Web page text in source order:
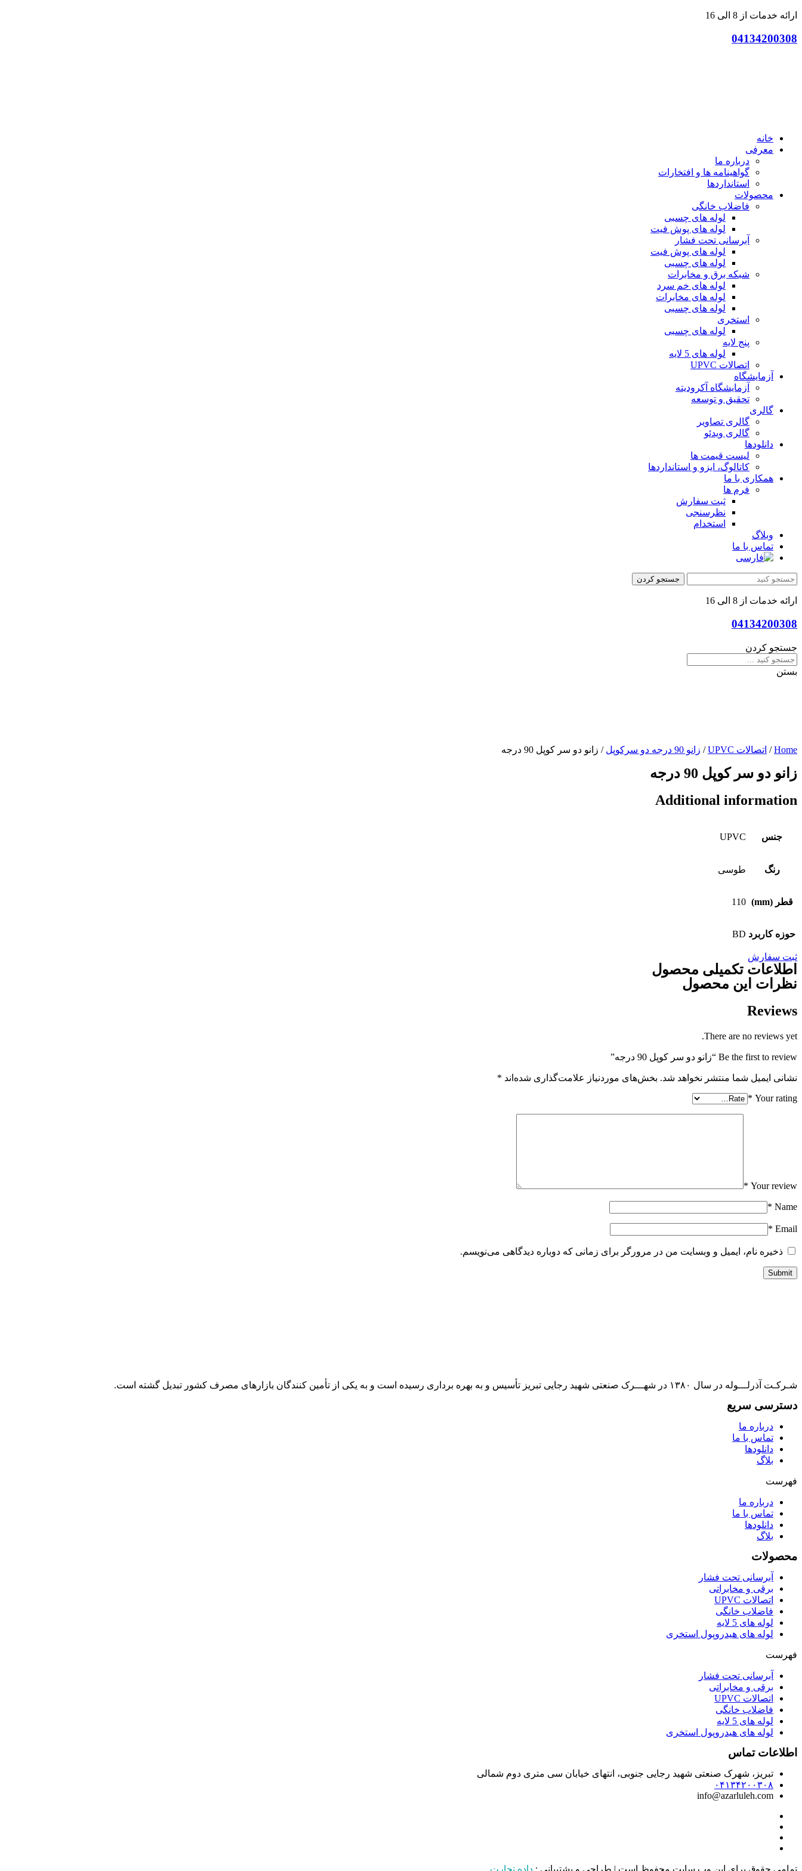
پرش
محتوا
ارائه خدمات از 8 الی 16
04134200308
خانه
معرفی
درباره ما
گواهینامه ها و افتخارات
استانداردها
محصولات
فاضلاب خانگی
لوله های چسبی
لوله های پوش فیت
آبرسانی تحت فشار
لوله های پوش فیت
لوله های چسبی
شبکه برق و مخابرات
لوله های خم سرد
لوله های مخابرات
لوله های چسبی
استخری
لوله های چسبی
پنج لایه
لوله های 5 لایه
اتصالات UPVC
آزمایشگاه
آزمایشگاه آکرودیته
تحقیق و توسعه
گالری
گالری تصاویر
گالری ویدئو
دانلودها
لیست قیمت ها
کاتالوگ، ایزو و استانداردها
همکاری با ما
فرم ها
ثبت سفارش
نظرسنجی
استخدام
وبلاگ
تماس با ما
جستجو کردن
ارائه خدمات از 8 الی 16
04134200308
جستجو کردن
بستن
Home
/ اتصالات UPVC / زانو 90 درجه دو سرکوپل / زانو دو سر کوپل 90 درجه
زانو دو سر کوپل 90 درجه
Additional information
جنس UPVC
رنگ طوسی
قطر (mm) 110
حوزه کاربرد BD
ثبت سفارش
اطلاعات تکمیلی محصول
نظرات این محصول
Reviews
There are no reviews yet.
Be the first to review “زانو دو سر کوپل 90 درجه”
نشانی ایمیل شما منتشر نخواهد شد. بخش‌های موردنیاز علامت‌گذاری شده‌اند *
Your rating
*
Your review
*
Name
*
Email
*
ذخیره نام، ایمیل و وبسایت من در مرورگر برای زمانی که دوباره دیدگاهی می‌نویسم.
شـرکـت آذرلـــوله در سال ۱۳۸۰ در شهـــرک صنعتی شهید رجایی تبریز تأسیس و به بهره برداری رسیده است و به یکی از تأمین کنندگان بازارهای مصرف کشور تبدیل گشته است.
دسترسی سریع
درباره ما
تماس با ما
دانلودها
بلاگ
فهرست
درباره ما
تماس با ما
دانلودها
بلاگ
محصولات
آبرسانی تحت فشار
برقی و مخابراتی
اتصالات UPVC
فاضلاب خانگی
لوله های 5 لایه
لوله های هیدروپول استخری
فهرست
آبرسانی تحت فشار
برقی و مخابراتی
اتصالات UPVC
فاضلاب خانگی
لوله های 5 لایه
لوله های هیدروپول استخری
اطلاعات تماس
تبریز، شهرک صنعتی شهید رجایی جنوبی، انتهای خیابان سی‌ متری دوم شمالی
۰۴۱۳۴۲۰۰۳۰۸
info@azarluleh.com
تمامی حقوق برای این وب سایت محفوظ است | طراحی و پشتیبانی : داده تجارت